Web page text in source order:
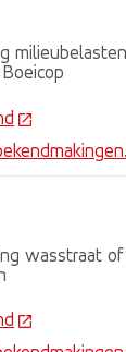
wasstraat